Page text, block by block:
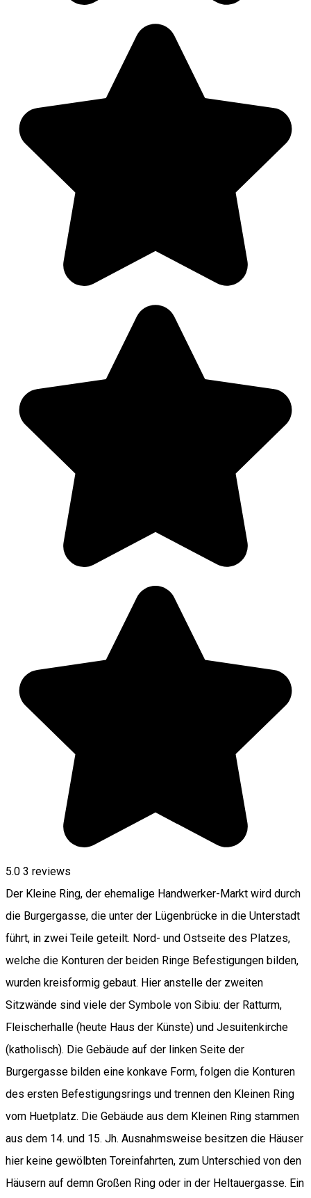
5.0 3 reviews
Der Kleine Ring, der ehemalige Handwerker-Markt wird durch
die Burgergasse, die unter der Lügenbrücke in die Unterstadt
führt, in zwei Teile geteilt. Nord- und Ostseite des Platzes,
welche die Konturen der beiden Ringe Befestigungen bilden,
wurden kreisformig gebaut. Hier anstelle der zweiten
Sitzwände sind viele der Symbole von Sibiu: der Ratturm,
Fleischerhalle (heute Haus der Künste) und Jesuitenkirche
(katholisch). Die Gebäude auf der linken Seite der
Burgergasse bilden eine konkave Form, folgen die Konturen
des ersten Befestigungsrings und trennen den Kleinen Ring
vom Huetplatz. Die Gebäude aus dem Kleinen Ring stammen
aus dem 14. und 15. Jh. Ausnahmsweise besitzen die Häuser
hier keine gewölbten Toreinfahrten, zum Unterschied von den
Häusern auf demn Großen Ring oder in der Heltauergasse. Ein